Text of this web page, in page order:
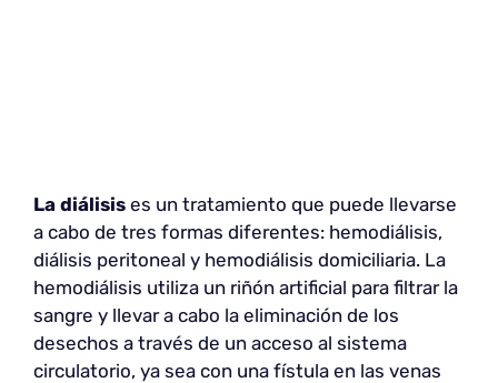
La diálisis es un tratamiento que puede llevarse
a cabo de tres formas diferentes: hemodiálisis,
diálisis peritoneal y hemodiálisis domiciliaria. La
hemodiálisis utiliza un riñón artificial para filtrar la
sangre y llevar a cabo la eliminación de los
desechos a través de un acceso al sistema
circulatorio, ya sea con una fístula en las venas